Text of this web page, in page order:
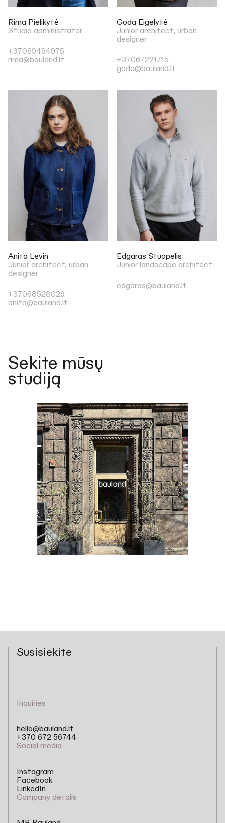
Rima Pielikytė
Studio administrator
+37069494975
rima@bauland.lt
Goda Eigelytė
Junior architect, urban
designer
+37067221715
goda@bauland.lt
Anita Levin
Junior architect, urban
designer
+37068528029
anita@bauland.lt
Edgaras Stuopelis
Junior landscape architect
edgaras@bauland.lt
Sekite mūsų
studiją
Susisiekite
Inquiries
hello@bauland.lt
+370 672 56744
Social media
Instagram
Facebook
LinkedIn
Company details